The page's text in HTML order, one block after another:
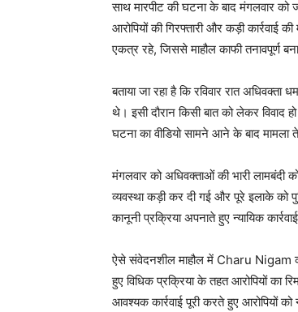
साथ मारपीट की घटना के बाद मंगलवार
आरोपियों की गिरफ्तारी और कड़ी कार्रवाई
एकत्र रहे, जिससे माहौल काफी तनावपूर्ण
बताया जा रहा है कि रविवार रात
थे। इसी दौरान किसी बात को लेकर विवाद
घटना का वीडियो सामने आने के बाद
मंगलवार को अधिवक्ताओं की भारी लामबंदी
व्यवस्था कड़ी कर दी गई और पूरे इलाके को
कानूनी प्रक्रिया अपनाते हुए न्यायिक
ऐसे संवेदनशील माहौल में Charu Nigam की
हुए विधिक प्रक्रिया के तहत आरोपियों का
आवश्यक कार्रवाई पूरी करते हुए आरोपियों